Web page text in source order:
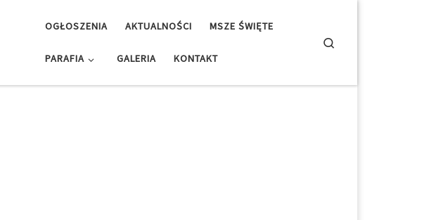
OGŁOSZENIA AKTUALNOŚCI MSZE ŚWIĘTE
PARAFIA GALERIA KONTAKT